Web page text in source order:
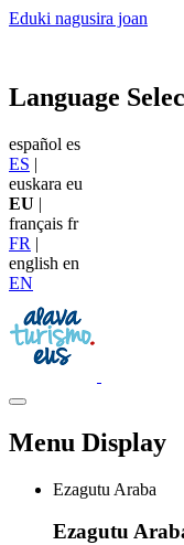
Eduki nagusira joan
Language
español es
ES |
euskara eu
EU |
français fr
FR |
english en
EN
Menu Display
Ezagutu Araba
Ezagutu